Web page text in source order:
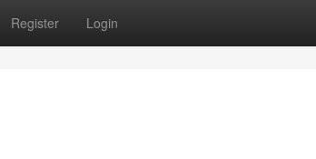
Register Login